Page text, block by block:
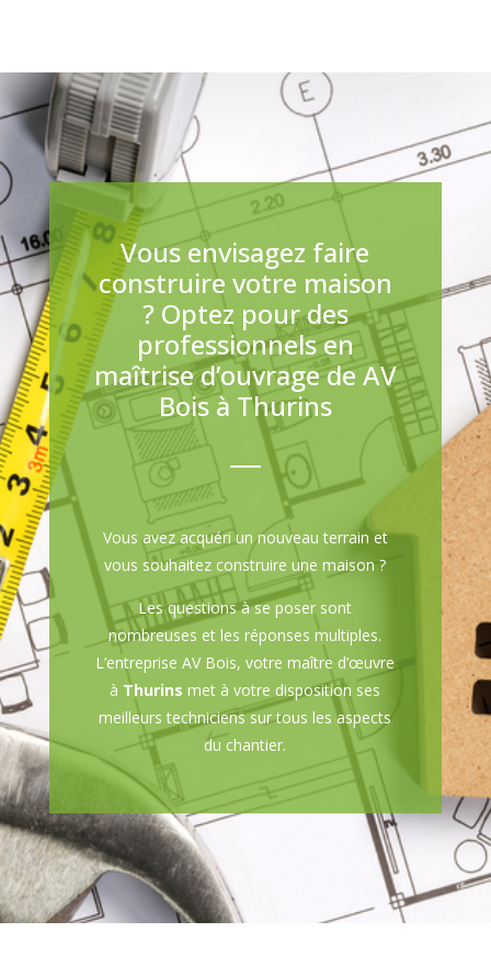
Vous envisagez faire
construire votre maison
? Optez pour des
professionnels en
maîtrise d’ouvrage de AV
Bois à Thurins
Vous avez acquéri un nouveau terrain et
vous souhaitez construire une maison ?
Les questions à se poser sont
nombreuses et les réponses multiples.
L’entreprise AV Bois, votre maître d’œuvre
à Thurins met à votre disposition ses
meilleurs techniciens sur tous les aspects
du chantier.